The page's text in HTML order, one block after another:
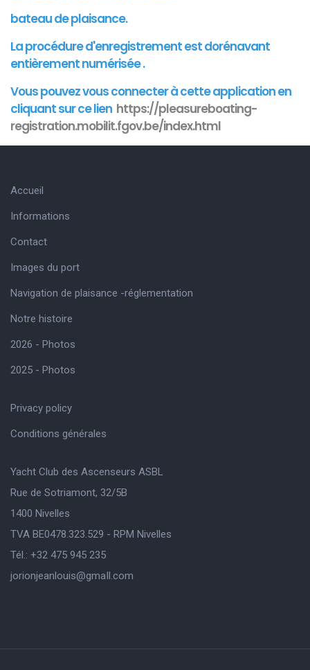
bateau de plaisance.
La procédure d'enregistrement est dorénavant
entièrement numérisée .
Vous pouvez vous connecter à cetteapplicationen
cliquant sur ce lien https://pleasureboating-
registration.mobilit.fgov.be/index.html
Accueil
Informations
Contact
Images du port
Navigation de plaisance -réglementation
Notre histoire
2026 - Photos
2025 - Photos
Privacy policy
Conditions générales
Yacht Club des Ascenseurs ASBL
Rue de Sotriamont, 32/5B
1400 Nivelles
TVA BE0478.323.529 - RPM Nivelles
Tél.: +32 475 945 235
jorionjeanlouis@gmaIl.com